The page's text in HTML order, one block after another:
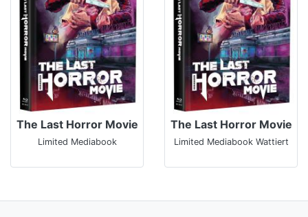
The Last Horror Movie
Limited Mediabook
The Last Horror Movie
Limited Mediabook Wattiert